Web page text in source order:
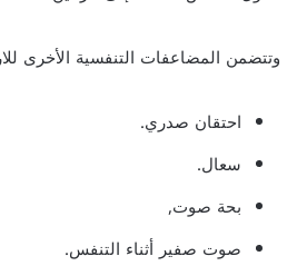
وتتضمن المضاعفات التنفسية الأخرى
احتقان صدري.
سعال.
بحة صوت,
صوت صفير أثناء التنفس.